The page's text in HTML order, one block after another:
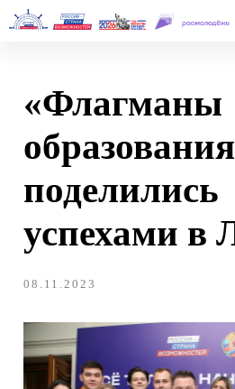
образования»
поделились
успехами в